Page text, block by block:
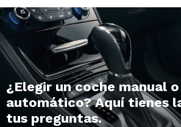
Digital
¿Elegir un coche manual o
automático? Aquí tienes
tus preguntas.